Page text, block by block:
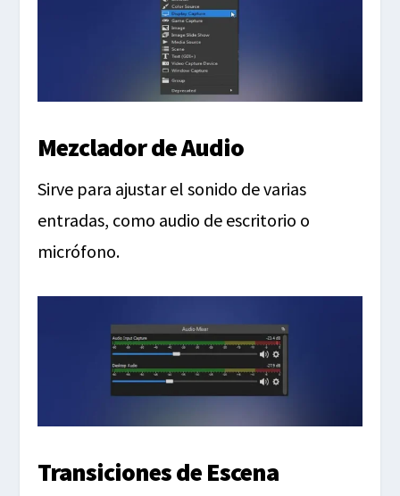
Mezclador de Audio
Sirve para ajustar el sonido de varias
entradas, como audio de escritorio o
micrófono.
Transiciones de Escena